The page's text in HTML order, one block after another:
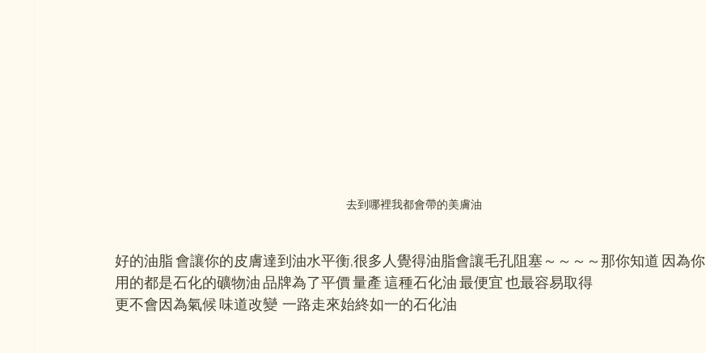
去到哪裡我都會帶的美膚油
好的油脂 會讓你的皮膚達到油水平衡,很多人覺得油脂會讓毛孔阻塞～～～～那你知道 因為你
用的都是石化的礦物油 品牌為了平價 量產 這種石化油 最便宜 也最容易取得
更不會因為氣候 味道改變  一路走來始終如一的石化油